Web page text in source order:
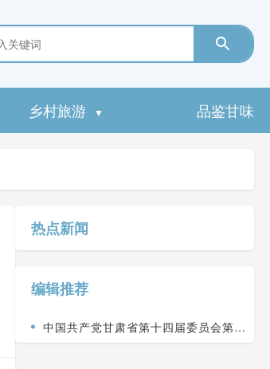
乡村旅游 ▼ 品鉴甘味
热点新闻
编辑推荐
中国共产党甘肃省第十四届委员会第九